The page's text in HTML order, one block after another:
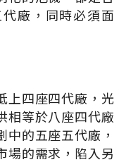
廠，同時必須面
上四座四代廠，光
相等於八座四代廠
的五座五代廠，
場的需求，陷入另